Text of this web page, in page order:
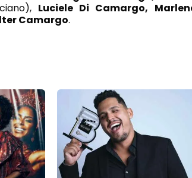
Luciele Di Camargo,
Camargo.